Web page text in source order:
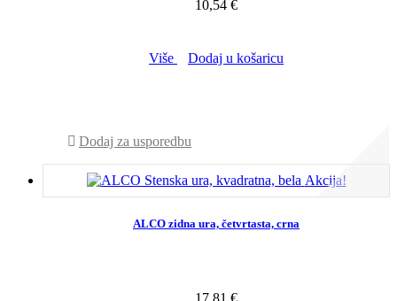
10,54 €
Više Dodaj u košaricu
Dodaj za usporedbu
Akcija!
ALCO zidna ura, četvrtasta, crna